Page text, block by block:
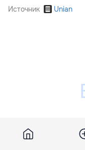
Источник Unian